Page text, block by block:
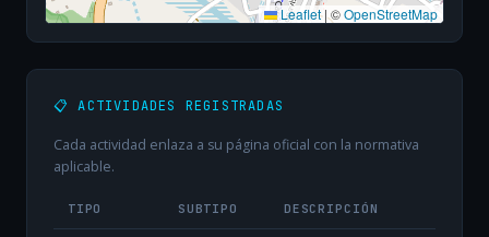
Leaflet |©OpenStreetMap
📋 ACTIVIDADES REGISTRADAS
Cada actividad enlaza a su página oficial con la normativa
aplicable.
TIPO SUBTIPO DESCRIPCIÓN